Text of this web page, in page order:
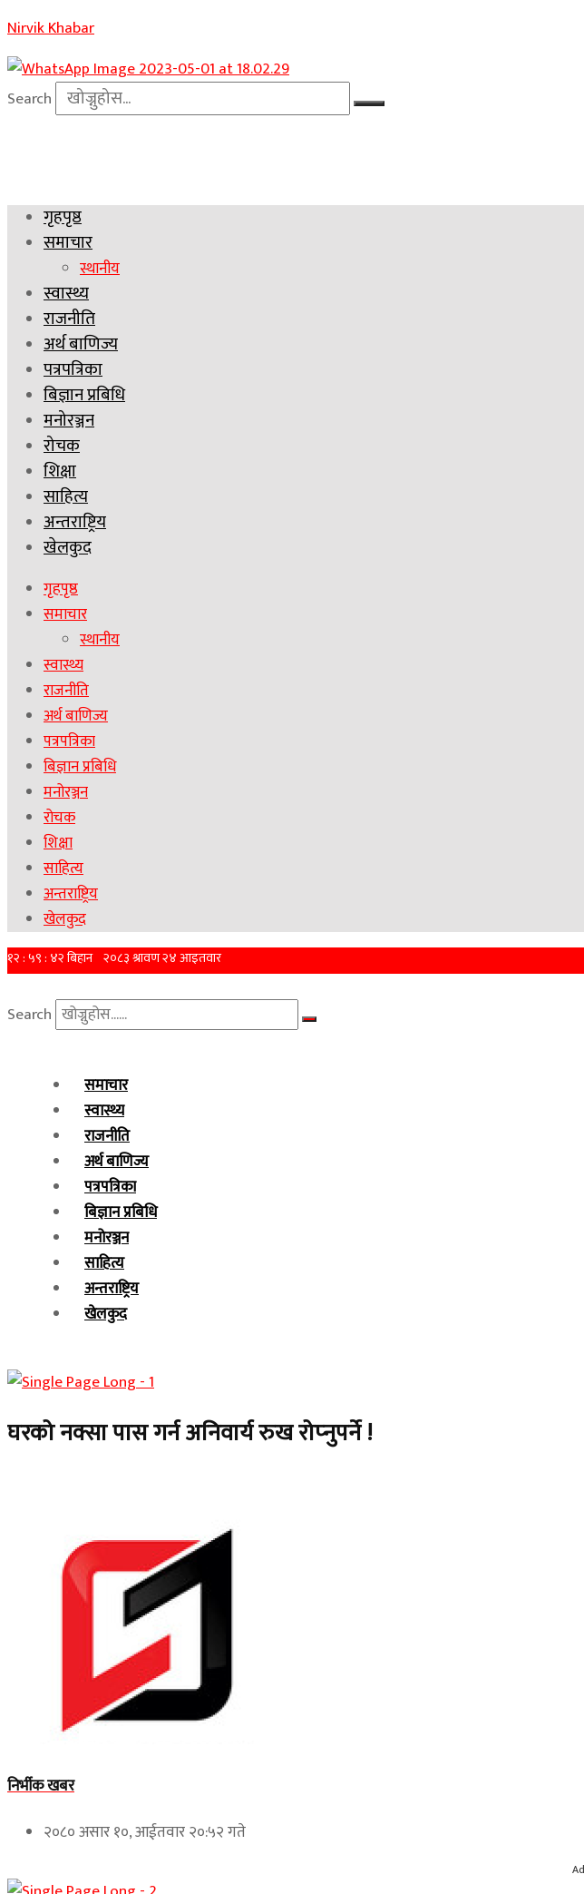
Nirvik Khabar
Search
गृहपृष्ठ
समाचार
स्थानीय
स्वास्थ्य
राजनीति
अर्थ बाणिज्य
पत्रपत्रिका
बिज्ञान प्रबिधि
मनोरञ्जन
रोचक
शिक्षा
साहित्य
अन्तराष्ट्रिय
खेलकुद
गृहपृष्ठ
समाचार
स्थानीय
स्वास्थ्य
राजनीति
अर्थ बाणिज्य
पत्रपत्रिका
बिज्ञान प्रबिधि
मनोरञ्जन
रोचक
शिक्षा
साहित्य
अन्तराष्ट्रिय
खेलकुद
Search
समाचार
स्वास्थ्य
राजनीति
अर्थ बाणिज्य
पत्रपत्रिका
बिज्ञान प्रबिधि
मनोरञ्जन
साहित्य
अन्तराष्ट्रिय
खेलकुद
घरको नक्सा पास गर्न अनिवार्य रुख रोप्‍नुपर्ने !
निर्भीक खबर
२०८० असार १०, आईतवार २०:५२ गते